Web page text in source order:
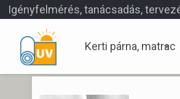
Igényfelmérés, tanácsadás,
Kerti párna, matrac